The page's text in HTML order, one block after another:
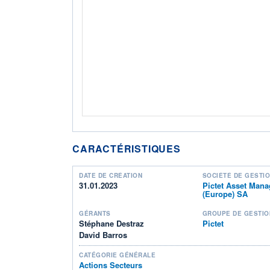
CARACTÉRISTIQUES
DATE DE CRÉATION
31.01.2023
SOCIÉTÉ DE
Pictet Asset
(Europe) SA
GÉRANTS
Stéphane Destraz
David Barros
GROUPE DE
Pictet
CATÉGORIE GÉNÉRALE
Actions Secteurs